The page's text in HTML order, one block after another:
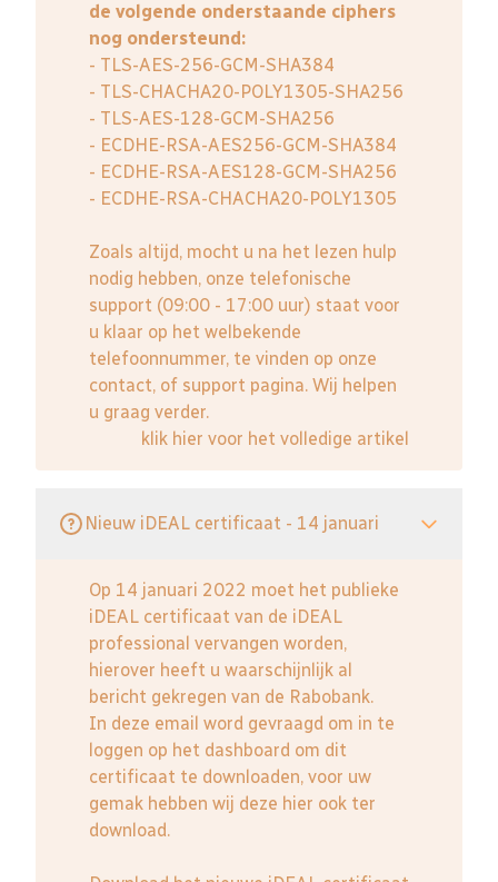
de volgende onderstaande ciphers
nog ondersteund:
- TLS-AES-256-GCM-SHA384
- TLS-CHACHA20-POLY1305-SHA256
- TLS-AES-128-GCM-SHA256
- ECDHE-RSA-AES256-GCM-SHA384
- ECDHE-RSA-AES128-GCM-SHA256
- ECDHE-RSA-CHACHA20-POLY1305
Zoals altijd, mocht u na het lezen hulp
nodig hebben, onze telefonische
support (09:00 - 17:00 uur) staat voor
u klaar op het welbekende
telefoonnummer, te vinden op onze
contact, of support pagina. Wij helpen
u graag verder.
klik hier voor het volledige artikel
Nieuw iDEAL certificaat - 14 januari
Op 14 januari 2022 moet het publieke
iDEAL certificaat van de iDEAL
professional vervangen worden,
hierover heeft u waarschijnlijk al
bericht gekregen van de Rabobank.
In deze email word gevraagd om in te
loggen op het dashboard om dit
certificaat te downloaden, voor uw
gemak hebben wij deze hier ook ter
download.